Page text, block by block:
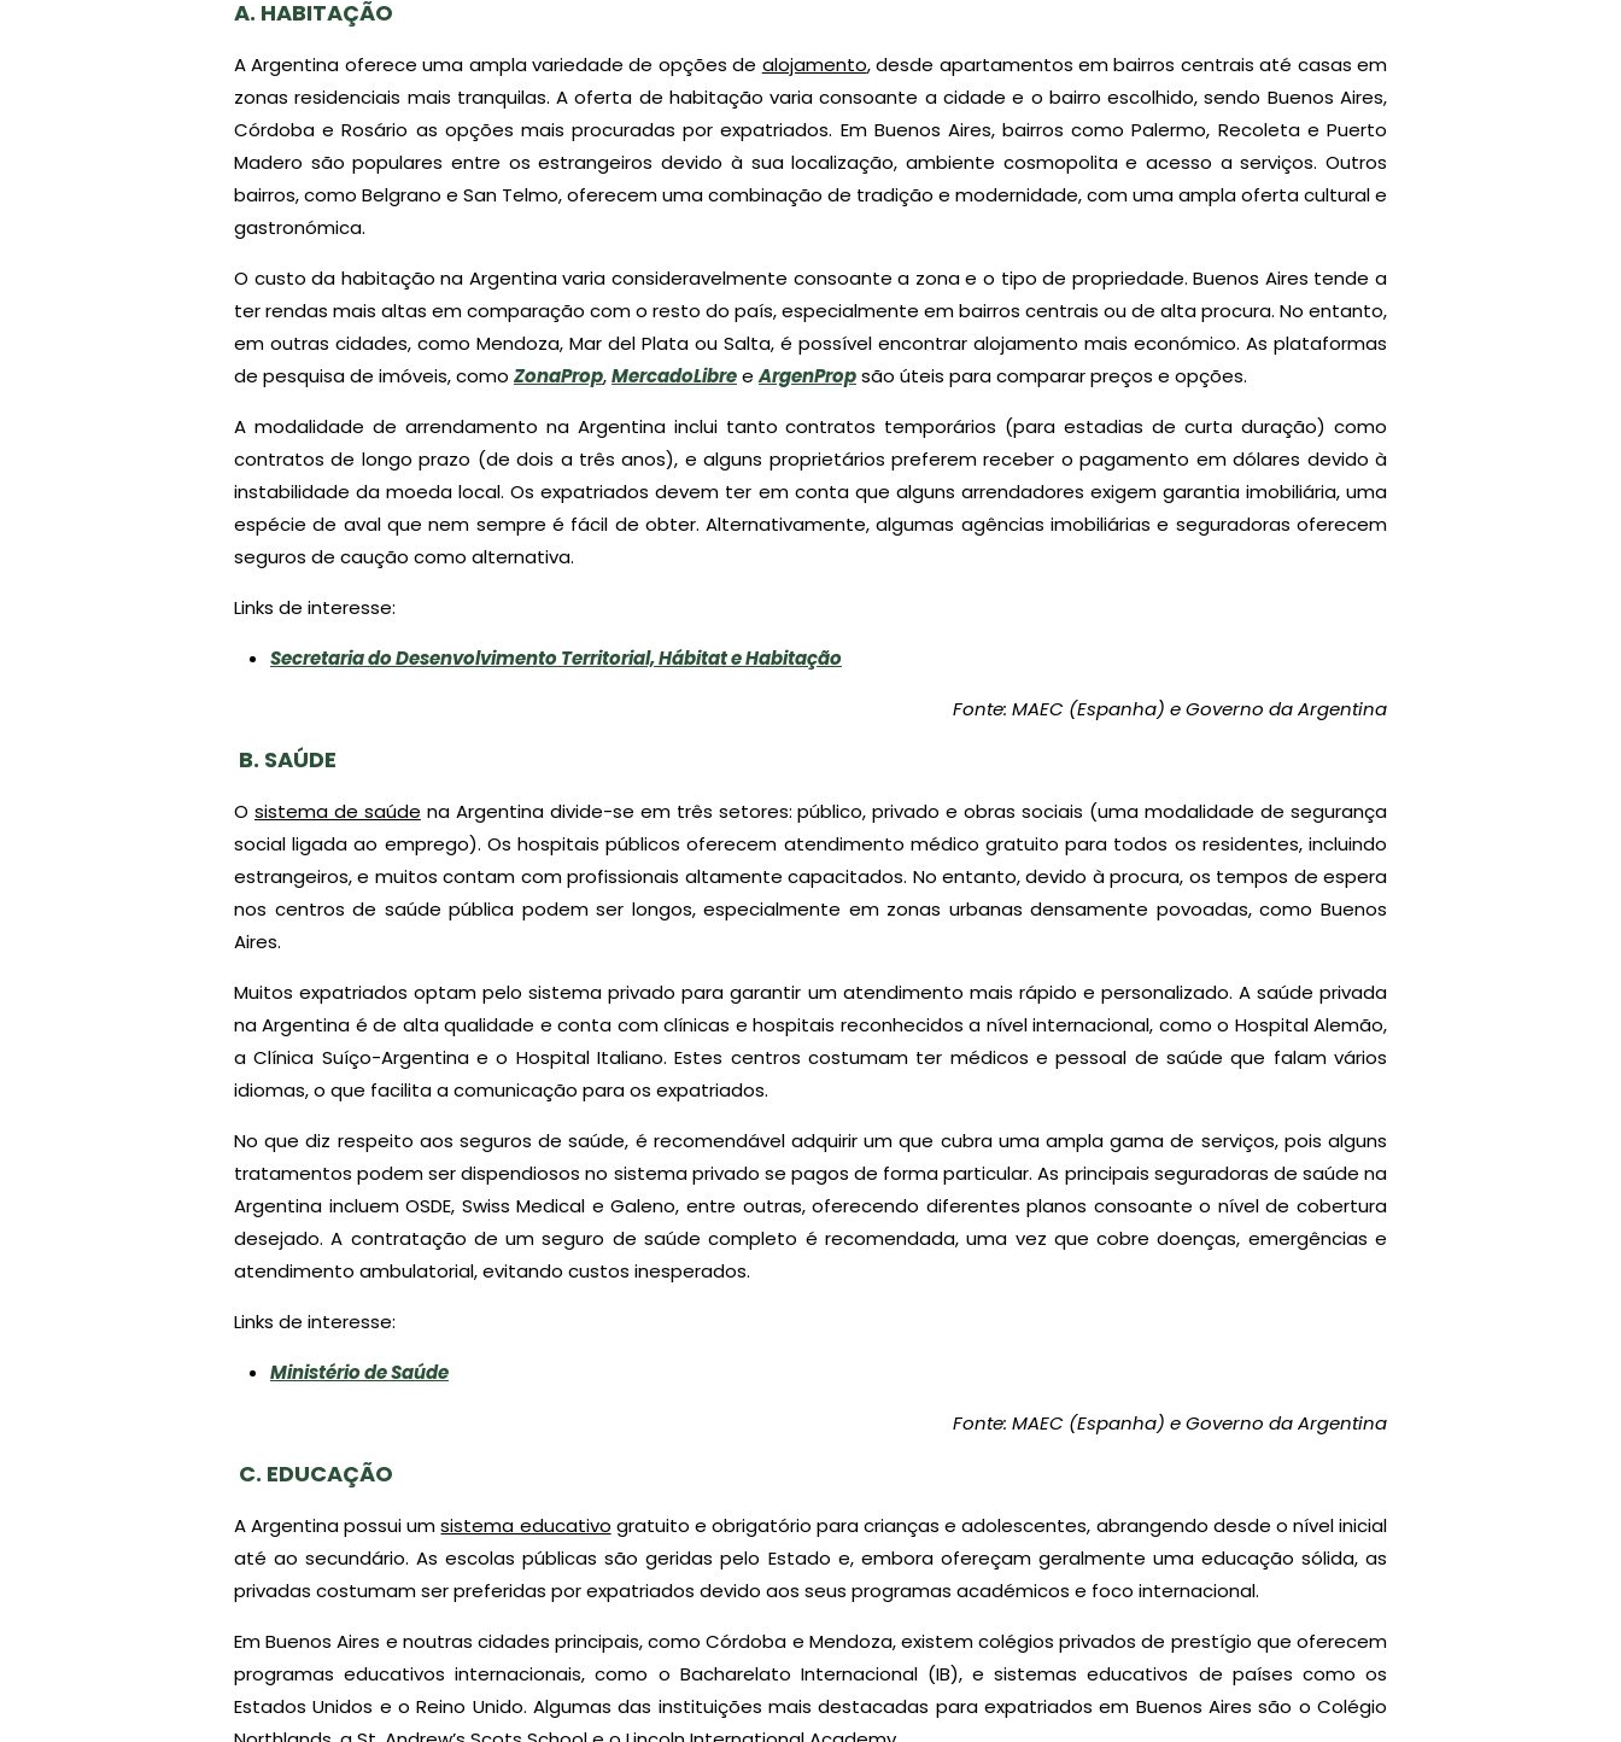
A. HABITAÇÃO
A Argentina oferece uma ampla variedade de opções de alojamento, desde apartamentos em bairros centrais até casas em
zonas residenciais mais tranquilas. A oferta de habitação varia consoante a cidade e o bairro escolhido, sendo Buenos Aires,
Córdoba e Rosário as opções mais procuradas por expatriados. Em Buenos Aires, bairros como Palermo, Recoleta e Puerto
Madero são populares entre os estrangeiros devido à sua localização, ambiente cosmopolita e acesso a serviços. Outros
bairros, como Belgrano e San Telmo, oferecem uma combinação de tradição e modernidade, com uma ampla oferta cultural e
gastronómica.
O custo da habitação na Argentina varia consideravelmente consoante a zona e o tipo de propriedade. Buenos Aires tende a
ter rendas mais altas em comparação com o resto do país, especialmente em bairros centrais ou de alta procura. No entanto,
em outras cidades, como Mendoza, Mar del Plata ou Salta, é possível encontrar alojamento mais económico. As plataformas
de pesquisa de imóveis, como ZonaProp,MercadoLibreeArgenPropsão úteis para comparar preços e opções.
A modalidade de arrendamento na Argentina inclui tanto contratos temporários (para estadias de curta duração) como
contratos de longo prazo (de dois a três anos), e alguns proprietários preferem receber o pagamento em dólares devido à
instabilidade da moeda local. Os expatriados devem ter em conta que alguns arrendadores exigem garantia imobiliária, uma
espécie de aval que nem sempre é fácil de obter. Alternativamente, algumas agências imobiliárias e seguradoras oferecem
seguros de caução como alternativa.
Links de interesse:
Secretaria do Desenvolvimento Territorial, Hábitat e Habitação
Fonte: MAEC (Espanha) e Governo da Argentina
B. SAÚDE
O sistema de saúde na Argentina divide-se em três setores: público, privado e obras sociais (uma modalidade de segurança
social ligada ao emprego). Os hospitais públicos oferecem atendimento médico gratuito para todos os residentes, incluindo
estrangeiros, e muitos contam com profissionais altamente capacitados. No entanto, devido à procura, os tempos de espera
nos centros de saúde pública podem ser longos, especialmente em zonas urbanas densamente povoadas, como Buenos
Aires.
Muitos expatriados optam pelo sistema privado para garantir um atendimento mais rápido e personalizado. A saúde privada
na Argentina é de alta qualidade e conta com clínicas e hospitais reconhecidos a nível internacional, como o Hospital Alemão,
a Clínica Suíço-Argentina e o Hospital Italiano. Estes centros costumam ter médicos e pessoal de saúde que falam vários
idiomas, o que facilita a comunicação para os expatriados.
No que diz respeito aos seguros de saúde, é recomendável adquirir um que cubra uma ampla gama de serviços, pois alguns
tratamentos podem ser dispendiosos no sistema privado se pagos de forma particular. As principais seguradoras de saúde na
Argentina incluem OSDE, Swiss Medical e Galeno, entre outras, oferecendo diferentes planos consoante o nível de cobertura
desejado. A contratação de um seguro de saúde completo é recomendada, uma vez que cobre doenças, emergências e
atendimento ambulatorial, evitando custos inesperados.
Links de interesse:
Ministério de Saúde
Fonte: MAEC (Espanha) e Governo da Argentina
C. EDUCAÇÃO
A Argentina possui umsistema educativo gratuito e obrigatório para crianças e adolescentes, abrangendo desde o nível inicial
até ao secundário. As escolas públicas são geridas pelo Estado e, embora ofereçam geralmente uma educação sólida, as
privadas costumam ser preferidas por expatriados devido aos seus programas académicos e foco internacional.
Em Buenos Aires e noutras cidades principais, como Córdoba e Mendoza, existem colégios privados de prestígio que oferecem
programas educativos internacionais, como o Bacharelato Internacional (IB), e sistemas educativos de países como os
Estados Unidos e o Reino Unido. Algumas das instituições mais destacadas para expatriados em Buenos Aires são o Colégio